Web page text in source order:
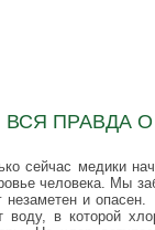
ВСЯ ПРАВДА
сейчас медики
человека. Мы
незаметен и
воду, в которой